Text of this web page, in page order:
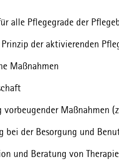
alle Pflegegrade der
der aktivierenden
Maßnahmen
Maßnahmen
bei der Besorgung und
und Beratung von